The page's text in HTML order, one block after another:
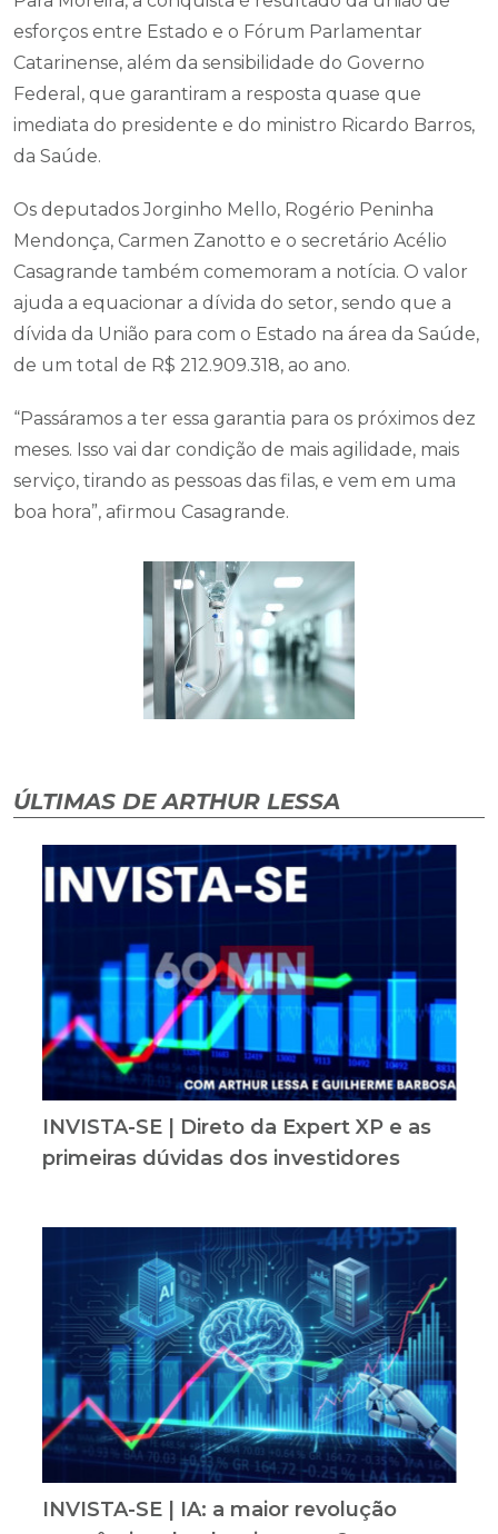
esforços entre Estado e o Fórum Parlamentar
Catarinense, além da sensibilidade do Governo
Federal, que garantiram a resposta quase que
imediata do presidente e do ministro Ricardo Barros,
da Saúde.
Os deputados Jorginho Mello, Rogério Peninha
Mendonça, Carmen Zanotto e o secretário Acélio
Casagrande também comemoram a notícia. O valor
ajuda a equacionar a dívida do setor, sendo que a
dívida da União para com o Estado na área da Saúde,
de um total de R$ 212.909.318, ao ano.
“Passáramos a ter essa garantia para os próximos dez
meses. Isso vai dar condição de mais agilidade, mais
serviço, tirando as pessoas das filas, e vem em uma
boa hora”, afirmou Casagrande.
ÚLTIMAS DE ARTHUR LESSA
INVISTA-SE | Direto da Expert XP e as
primeiras dúvidas dos investidores
INVISTA-SE | IA: a maior revolução